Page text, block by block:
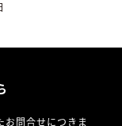
問合せにつきま